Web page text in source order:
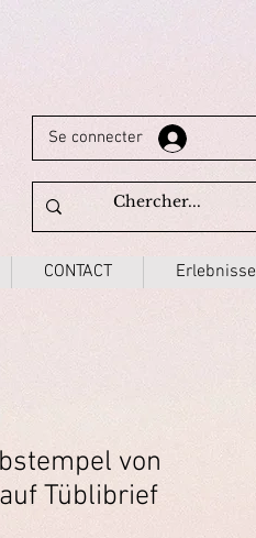
Se connecter
CONTACT Erlebnisse
von
Tüblibrief